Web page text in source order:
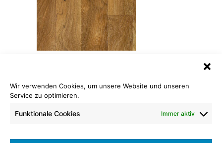
Wir verwenden Cookies, um unsere Website und unseren
Service zu optimieren.
Funktionale Cookies Immer aktiv
865 walnuss